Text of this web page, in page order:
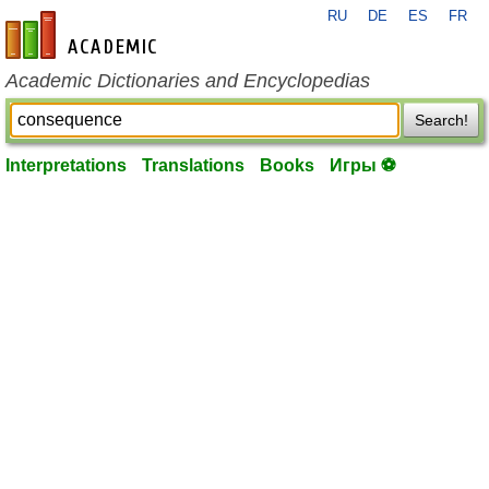
en-academic.com
RU DE ES FR
Academic Dictionaries and Encyclopedias
Search!
Interpretations Translations Books Игры ⚽